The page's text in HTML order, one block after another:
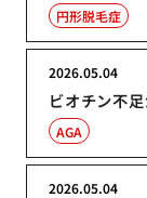
円形脱毛症
ビオチン不
2026.05.04
AGA
2026.05.04